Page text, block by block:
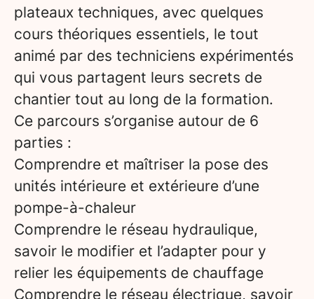
plateaux techniques, avec quelques
cours théoriques essentiels, le tout
animé par des techniciens expérimentés
qui vous partagent leurs secrets de
chantier tout au long de la formation.
Ce parcours s’organise autour de 6
parties :
Comprendre et maîtriser la pose des
unités intérieure et extérieure d’une
pompe-à-chaleur
Comprendre le réseau hydraulique,
savoir le modifier et l’adapter pour y
relier les équipements de chauffage
Comprendre le réseau électrique, savoir